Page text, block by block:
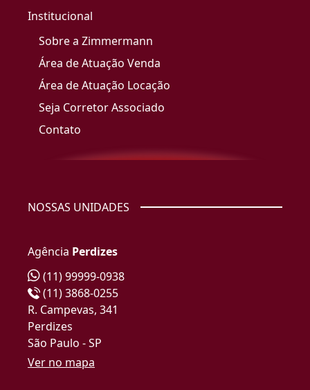
Institucional
Sobre a Zimmermann
Área de Atuação Venda
Área de Atuação Locação
Seja Corretor Associado
Contato
NOSSAS UNIDADES
Agência Perdizes
(11) 99999-0938
(11) 3868-0255
R. Campevas, 341
Perdizes
São Paulo - SP
Ver no mapa